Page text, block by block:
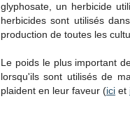
glyphosate, un herbicide
herbicides sont utilisés
production de toutes les
Le poids le plus important
lorsqu'ils sont utilisés de
plaident en leur faveur (ici et